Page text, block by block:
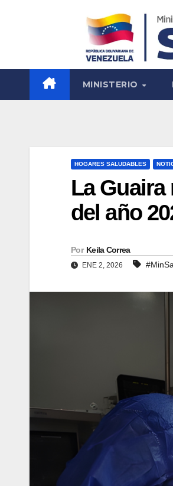
MINISTERIO
HOGARES SALUDABLES
La Guaira
del año
Por Keila Correa
ENE 2, 2026